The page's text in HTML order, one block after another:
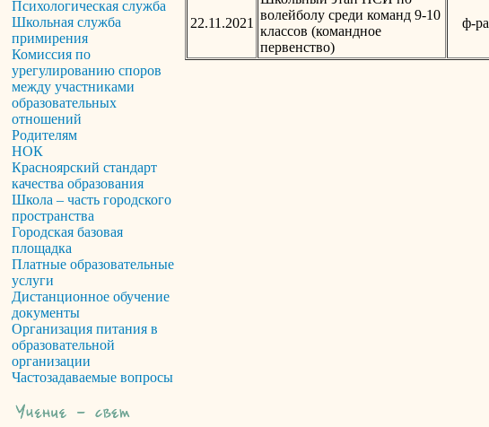
Психологическая служба
Школьная служба
примирения
Комиссия по
урегулированию споров
между участниками
образовательных
отношений
Родителям
НОК
Красноярский стандарт
качества образования
Школа – часть городского
пространства
Городская базовая
площадка
Платные образовательные
услуги
Дистанционное обучение
документы
Организация питания в
образовательной
организации
Частозадаваемые вопросы
22.11.2021
волейболу среди команд 9-10
классов (командное
первенство)
ф-ра